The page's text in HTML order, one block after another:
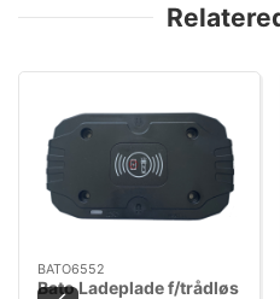
BATO6552
Bato Ladeplade f/trådløs